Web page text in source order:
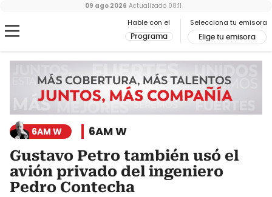
Hable con el
Programa
Selecciona tu emisora
Elige tu emisora
09 ago 2026 Actualizado 08:11
6AM W 6AM W
Gustavo Petro también usó el
avión privado del ingeniero
Pedro Contecha